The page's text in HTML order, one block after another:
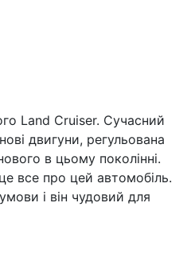
Land Cruiser. Сучасний
двигуни, регульована
в цьому поколінні.
все про цей автомобіль.
і він чудовий для